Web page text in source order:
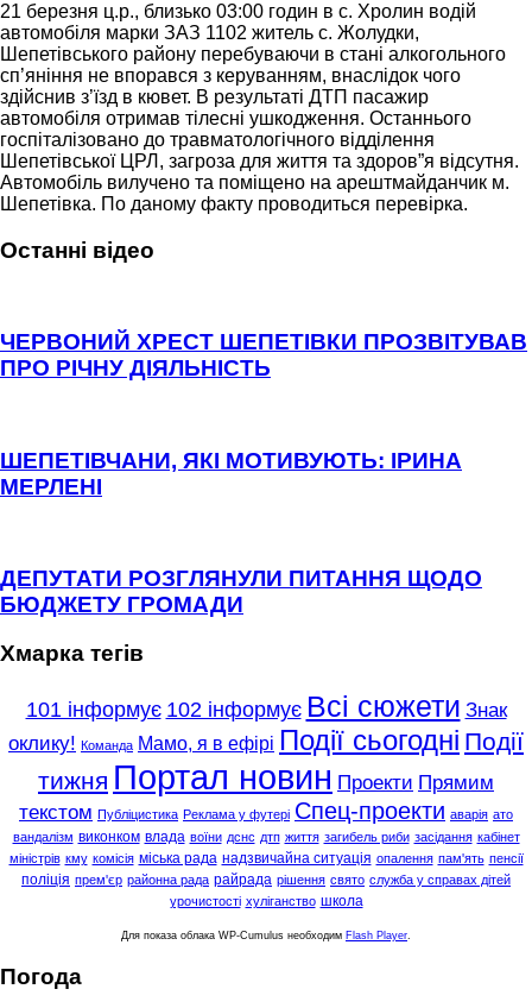
21 березня ц.р., близько 03:00 годин в с. Хролин водій
автомобіля марки ЗАЗ 1102 житель с. Жолудки,
Шепетівського району перебуваючи в стані алкогольного
сп’яніння не впорався з керуванням, внаслідок чого
здійснив з’їзд в кювет. В результаті ДТП пасажир
автомобіля отримав тілесні ушкодження. Останнього
госпіталізовано до травматологічного відділення
Шепетівської ЦРЛ, загроза для життя та здоров”я відсутня.
Автомобіль вилучено та поміщено на арештмайданчик м.
Шепетівка. По даному факту проводиться перевірка.
Останні відео
ЧЕРВОНИЙ ХРЕСТ ШЕПЕТІВКИ ПРОЗВІТУВАВ
ПРО РІЧНУ ДІЯЛЬНІСТЬ
ШЕПЕТІВЧАНИ, ЯКІ МОТИВУЮТЬ: ІРИНА
МЕРЛЕНІ
ДЕПУТАТИ РОЗГЛЯНУЛИ ПИТАННЯ ЩОДО
БЮДЖЕТУ ГРОМАДИ
Хмарка тегів
101 інформує 102 інформує Всі сюжети Знак
оклику! Команда Мамо, я в ефірі Події сьогодні Події
тижня Портал новин Проекти Прямим
текстом Публіцистика Реклама у футері Спец-проекти аварія ато
вандалізм виконком влада воїни дснс дтп життя загибель риби засідання кабінет
міністрів кму комісія міська рада надзвичайна ситуація опалення пам'ять пенсії
поліція прем'єр районна рада райрада рішення свято служба у справах дітей
урочистості хуліганство школа
Для показа облака WP-Cumulus необходим Flash Player
Погода